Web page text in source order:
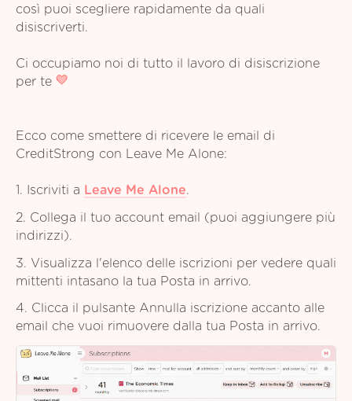
così puoi scegliere rapidamente da quali
disiscriverti.
Ci occupiamo noi di tutto il lavoro di disiscrizione
per te
Ecco come smettere di ricevere le email di
CreditStrong con Leave Me Alone:
1. Iscriviti a Leave Me Alone.
2. Collega il tuo account email (puoi aggiungere più
indirizzi).
3. Visualizza l'elenco delle iscrizioni per vedere quali
mittenti intasano la tua Posta in arrivo.
4. Clicca il pulsante Annulla iscrizione accanto alle
email che vuoi rimuovere dalla tua Posta in arrivo.